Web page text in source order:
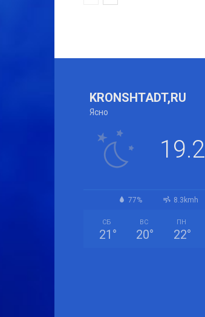
KRONSHTADT,RU
Ясно
19.2
77% 8.3kmh
СБ
21 °
ВС
20°
ПН
22°